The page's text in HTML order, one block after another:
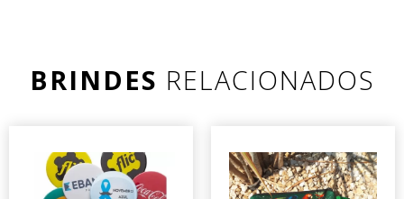
BRINDES RELACIONADOS